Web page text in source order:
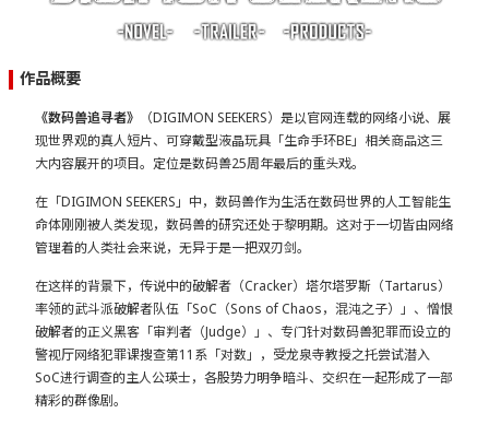
作品概要
《数码兽追寻者》
（DIGIMON SEEKERS）是以官网连载的网络小说、展
现世界观的真人短片、可穿戴型液晶玩具「生命手环BE」相关商品这三
大内容展开的项目。定位是数码兽25周年最后的重头戏。
在「DIGIMON SEEKERS」中，数码兽作为生活在数码世界的人工智能生
命体刚刚被人类发现，数码兽的研究还处于黎明期。这对于一切皆由网络
管理着的人类社会来说，无异于是一把双刃剑。
在这样的背景下，传说中的破解者（Cracker）塔尔塔罗斯（Tartarus）
率领的武斗派破解者队伍「SoC（Sons of Chaos，混沌之子）」、憎恨
破解者的正义黑客「审判者（Judge）」、专门针对数码兽犯罪而设立的
警视厅网络犯罪课搜查第11系「对数」，受龙泉寺教授之托尝试潜入
SoC进行调查的主人公瑛士，各股势力明争暗斗、交织在一起形成了一部
精彩的群像剧。